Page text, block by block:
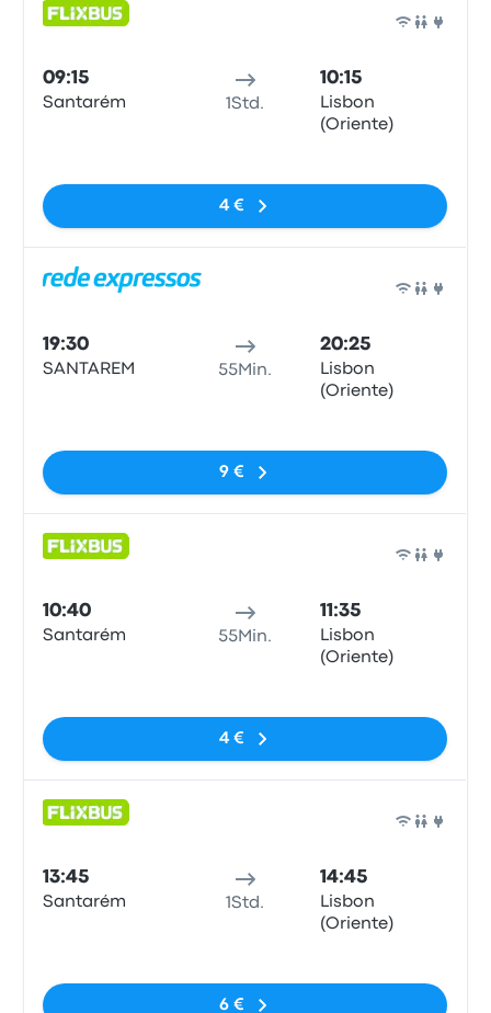
09:15
Santarém 1Std.
10:15
Lisbon
(Oriente)
4 €
19:30
SANTAREM 55Min.
20:25
Lisbon
(Oriente)
9 €
10:40
Santarém 55Min.
11:35
Lisbon
(Oriente)
4 €
13:45
Santarém 1Std.
14:45
Lisbon
(Oriente)
6 €